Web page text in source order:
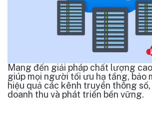
Mang đến giải pháp chất lượng
giúp mọi người tối ưu hạ tầng, bảo
hiệu quả các kênh truyền thông
doanh thu và phát triển bền vững.